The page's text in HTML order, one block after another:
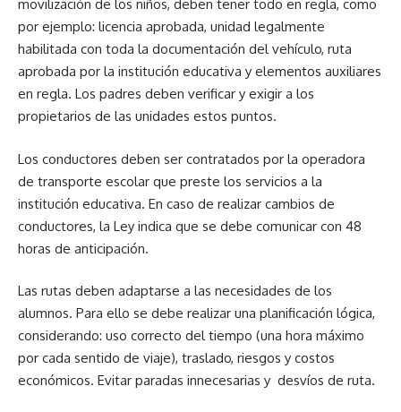
movilización de los niños, deben tener todo en regla, como
por ejemplo: licencia aprobada, unidad legalmente
habilitada con toda la documentación del vehículo, ruta
aprobada por la institución educativa y elementos auxiliares
en regla. Los padres deben verificar y exigir a los
propietarios de las unidades estos puntos.
Los conductores deben ser contratados por la operadora
de transporte escolar que preste los servicios a la
institución educativa. En caso de realizar cambios de
conductores, la Ley indica que se debe comunicar con 48
horas de anticipación.
Las rutas deben adaptarse a las necesidades de los
alumnos. Para ello se debe realizar una planificación lógica,
considerando: uso correcto del tiempo (una hora máximo
por cada sentido de viaje), traslado, riesgos y costos
económicos. Evitar paradas innecesarias y desvíos de ruta.